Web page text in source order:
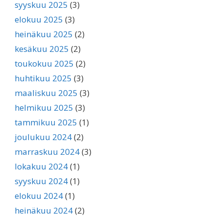
syyskuu 2025 (3)
elokuu 2025 (3)
heinäkuu 2025 (2)
kesäkuu 2025 (2)
toukokuu 2025 (2)
huhtikuu 2025 (3)
maaliskuu 2025 (3)
helmikuu 2025 (3)
tammikuu 2025 (1)
joulukuu 2024(2)
marraskuu 2024(3)
lokakuu 2024(1)
syyskuu 2024(1)
elokuu 2024(1)
heinäkuu 2024(2)